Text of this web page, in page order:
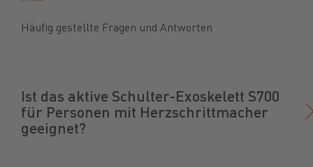
Häufig gestellte Fragen und Antworten
Ist das aktive Schulter-Exoskelett S700
für Personen mit Herzschrittmacher
geeignet?